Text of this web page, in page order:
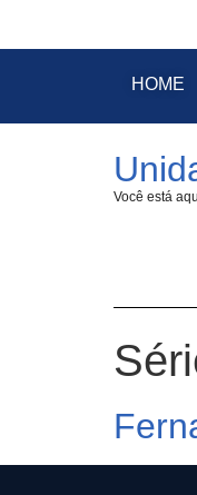
HOME
Você está